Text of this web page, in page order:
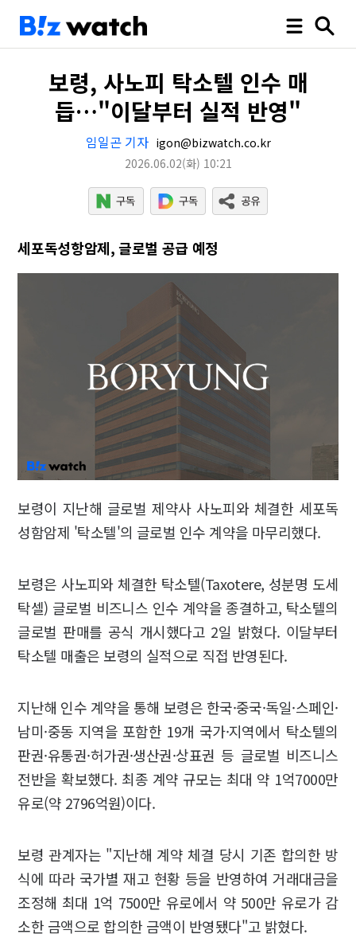
보령, 사노피 탁소텔 인수 매
듭…"이달부터 실적 반영"
임일곤 기자 igon@bizwatch.co.kr
2026.06.02(화) 10:21
세포독성항암제, 글로벌 공급 예정
보령이 지난해 글로벌 제약사 사노피와 체결한 세포독
성함암제 '탁소텔'의 글로벌 인수 계약을 마무리했다.
보령은 사노피와 체결한 탁소텔(Taxotere, 성분명 도세
탁셀) 글로벌 비즈니스 인수 계약을 종결하고, 탁소텔의
글로벌 판매를 공식 개시했다고 2일 밝혔다. 이달부터
탁소텔 매출은 보령의 실적으로 직접 반영된다.
지난해 인수 계약을 통해 보령은 한국·중국·독일·스페인·
남미·중동 지역을 포함한 19개 국가·지역에서 탁소텔의
판권·유통권·허가권·생산권·상표권 등 글로벌 비즈니스
전반을 확보했다. 최종 계약 규모는 최대 약 1억7000만
유로(약 2796억원)이다.
보령 관계자는 "지난해 계약 체결 당시 기존 합의한 방
식에 따라 국가별 재고 현황 등을 반영하여 거래대금을
조정해 최대 1억 7500만 유로에서 약 500만 유로가 감
소한 금액으로 합의한 금액이 반영됐다"고 밝혔다.